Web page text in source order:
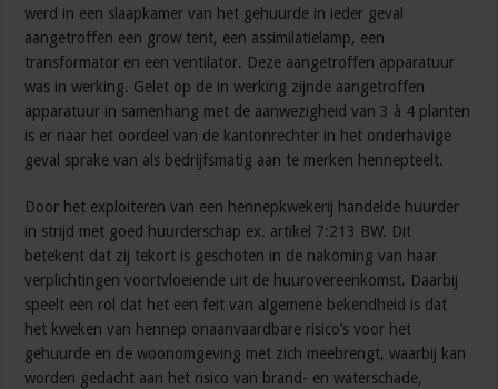
werd in een slaapkamer van het gehuurde in ieder geval
aangetroffen een grow tent, een assimilatielamp, een
transformator en een ventilator. Deze aangetroffen apparatuur
was in werking. Gelet op de in werking zijnde aangetroffen
apparatuur in samenhang met de aanwezigheid van 3 à 4 planten
is er naar het oordeel van de kantonrechter in het onderhavige
geval sprake van als bedrijfsmatig aan te merken hennepteelt.
Door het exploiteren van een hennepkwekerij handelde huurder
in strijd met goed huurderschap ex. artikel 7:213 BW. Dit
betekent dat zij tekort is geschoten in de nakoming van haar
verplichtingen voortvloeiende uit de huurovereenkomst. Daarbij
speelt een rol dat het een feit van algemene bekendheid is dat
het kweken van hennep onaanvaardbare risico’s voor het
gehuurde en de woonomgeving met zich meebrengt, waarbij kan
worden gedacht aan het risico van brand- en waterschade,